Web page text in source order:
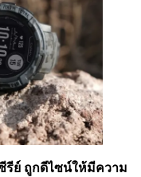
รีย์ ถูกดีไซน์ให้มีความ